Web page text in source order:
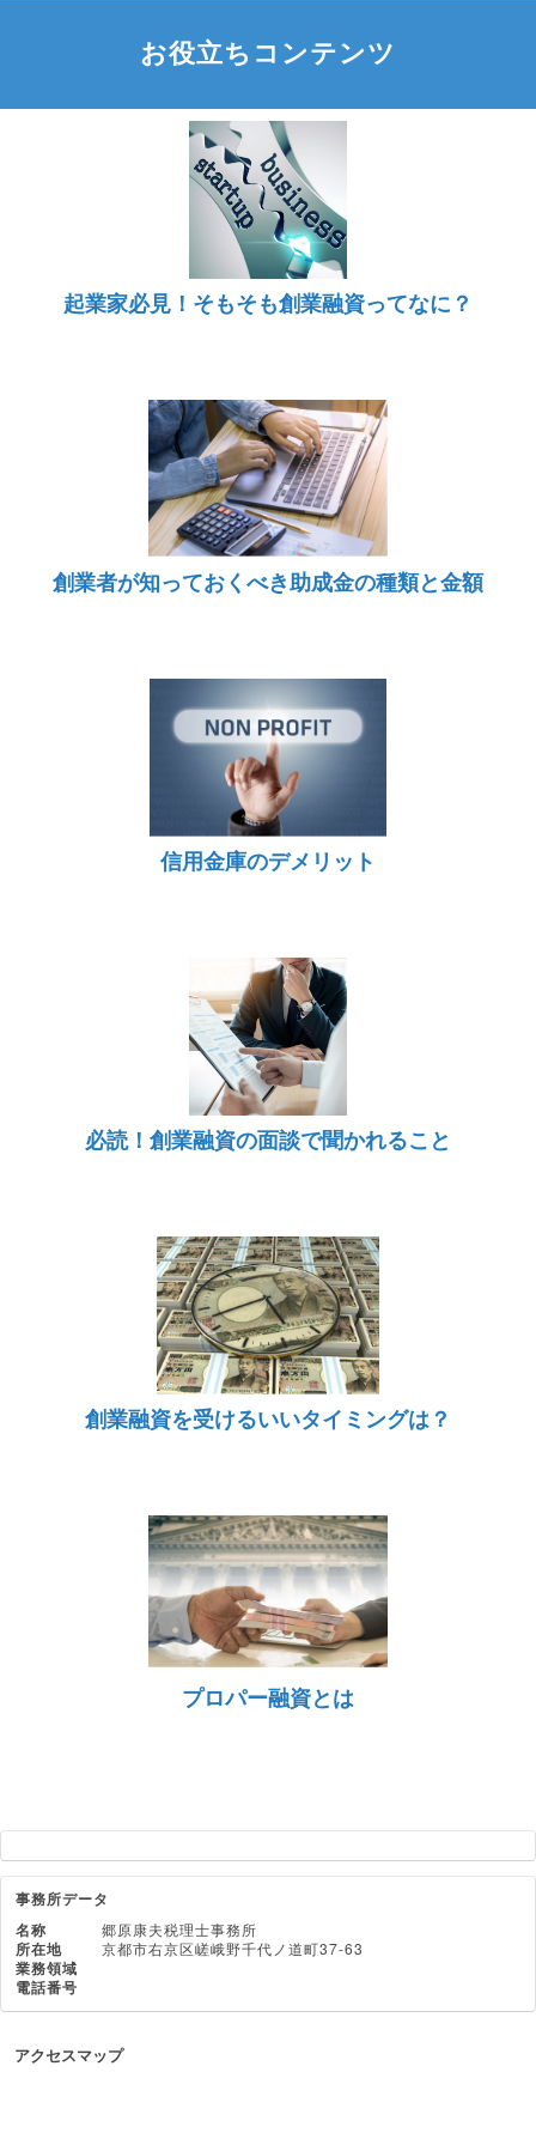
お役立ちコンテンツ
起業家必見！そもそも創業融資ってなに？
創業者が知っておくべき助成金の種類と金額
信用金庫のデメリット
必読！創業融資の面談で聞かれること
創業融資を受けるいいタイミングは？
プロパー融資とは
事務所データ
名称
郷原康夫税理士事務所
所在地 京都市右京区嵯峨野千代ノ道町37-63
業務領域
電話番号
アクセスマップ